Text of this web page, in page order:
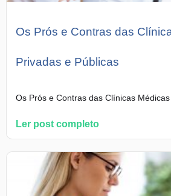
Os Prós e Contras das
Privadas e Públicas
Os Prós e Contras das Clínicas Médicas
Ler post completo